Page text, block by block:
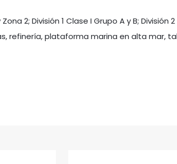
2; División 1 Clase I Grupo A y B; División
refinería, plataforma marina en alta mar,